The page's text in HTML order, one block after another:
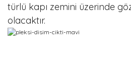
türlü kapı zemini üzerinde
olacaktır.